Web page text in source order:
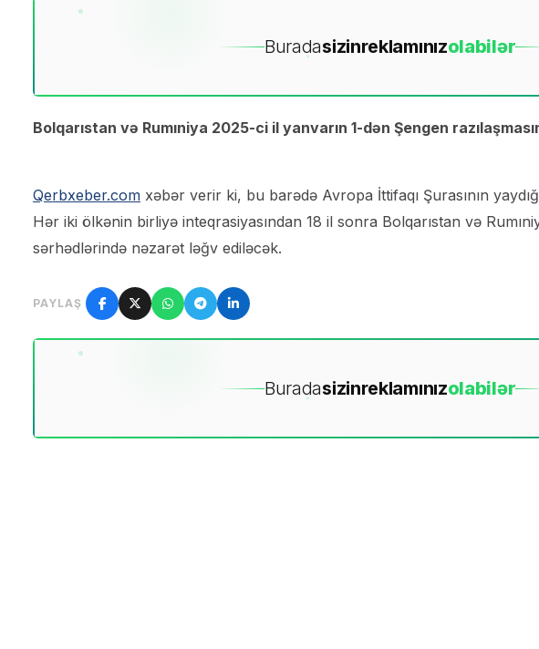
Buradasizinreklamınızolabilər
Bolqarıstan və Rumıniya 2025-ci il yanvarın 1-dən Şengen
Qerbxeber.com xəbər verir ki, bu barədə Avropa İttifaqı Şurasının
Hər iki ölkənin birliyə inteqrasiyasından 18 il sonra Bolqarıstan və
sərhədlərində nəzarət ləğv ediləcək.
PAYLAŞ
Buradasizinreklamınızolabilər